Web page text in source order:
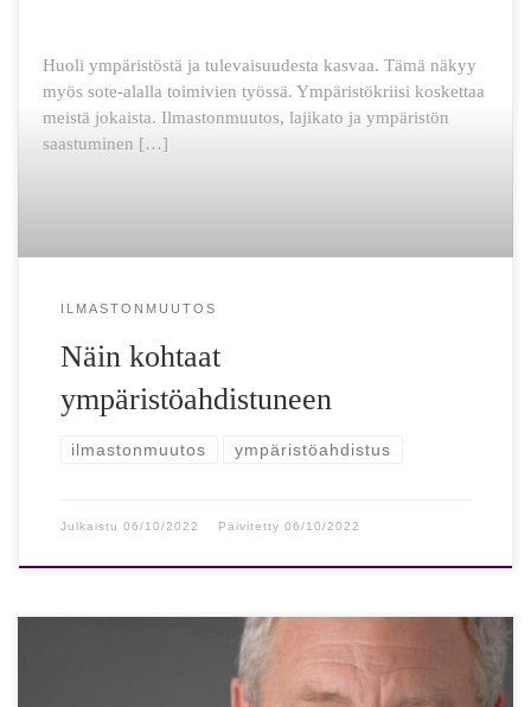
Huoli ympäristöstä ja tulevaisuudesta kasvaa. Tämä näkyy
myös sote-alalla toimivien työssä. Ympäristökriisi koskettaa
meistä jokaista. Ilmastonmuutos, lajikato ja ympäristön
saastuminen […]
ILMASTONMUUTOS
Näin kohtaat
ympäristöahdistuneen
ilmastonmuutos ympäristöahdistus
Julkaistu 06/10/2022 Päivitetty 06/10/2022